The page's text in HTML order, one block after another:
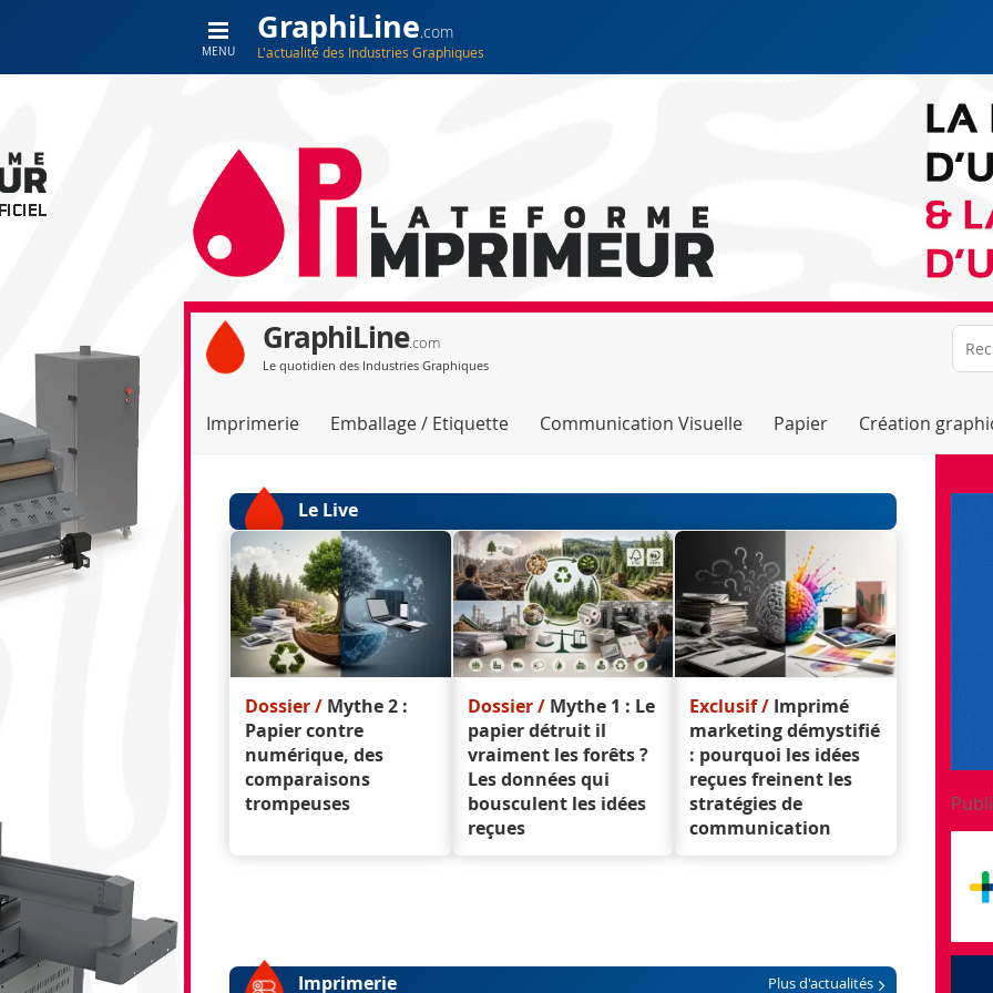
GraphiLine.com
L'actualité des Industries Graphiques
MENU
GraphiLine.com
Le quotidien des Industries Graphiques
Imprimerie Emballage / Etiquette Communication Visuelle Papier Création
Le Live
Dossier / Mythe 2 :
Papier contre
numérique, des
comparaisons
trompeuses
Dossier /Mythe 1 : Le
papier détruit il
vraiment les forêts ?
Les données qui
bousculent les idées
reçues
Exclusif / Imprimé
marketing démystifié
: pourquoi les idées
reçues freinent les
stratégies de
communication
Imprimerie Plus d'actualités